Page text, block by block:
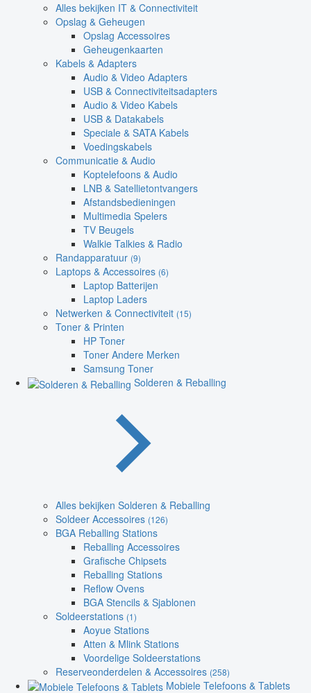
Alles bekijken IT & Connectiviteit
Opslag & Geheugen
Opslag Accessoires
Geheugenkaarten
Kabels & Adapters
Audio & Video Adapters
USB & Connectiviteitsadapters
Audio & Video Kabels
USB & Datakabels
Speciale & SATA Kabels
Voedingskabels
Communicatie & Audio
Koptelefoons & Audio
LNB & Satellietontvangers
Afstandsbedieningen
Multimedia Spelers
TV Beugels
Walkie Talkies & Radio
Randapparatuur (9)
Laptops & Accessoires (6)
Laptop Batterijen
Laptop Laders
Netwerken & Connectiviteit (15)
Toner & Printen
HP Toner
Toner Andere Merken
Samsung Toner
Solderen & Reballing
Alles bekijken Solderen & Reballing
Soldeer Accessoires (126)
BGA Reballing Stations
Reballing Accessoires
Grafische Chipsets
Reballing Stations
Reflow Ovens
BGA Stencils & Sjablonen
Soldeerstations (1)
Aoyue Stations
Atten & Mlink Stations
Voordelige Soldeerstations
Reserveonderdelen & Accessoires (258)
Mobiele Telefoons & Tablets